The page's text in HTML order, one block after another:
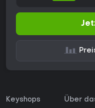
Keyshops Über